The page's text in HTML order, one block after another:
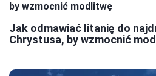
Jak odmawiać litanię do
Chrystusa, by wzmocnić